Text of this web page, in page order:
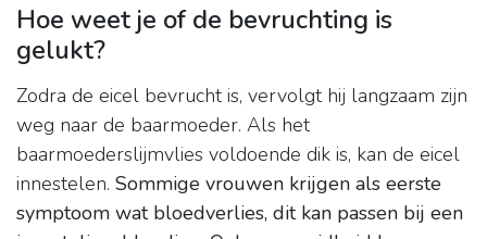
Hoe weet je of de bevruchting is
gelukt?
Zodra de eicel bevrucht is, vervolgt hij langzaam zijn
weg naar de baarmoeder. Als het
baarmoederslijmvlies voldoende dik is, kan de eicel
innestelen. Sommige vrouwen krijgen als eerste
symptoom wat bloedverlies, dit kan passen bij een